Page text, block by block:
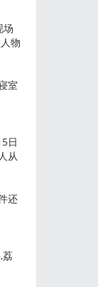
场
物
室
日
从
还
荔